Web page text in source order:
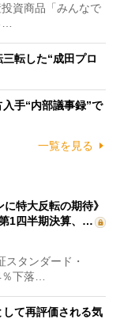
資商品「みんなで
転した“成田プロ
入手“内部議事録”で
一覧を見る
特大反転の期待》
1四半期決算、…
タンダード・
下落…
て再評価される気